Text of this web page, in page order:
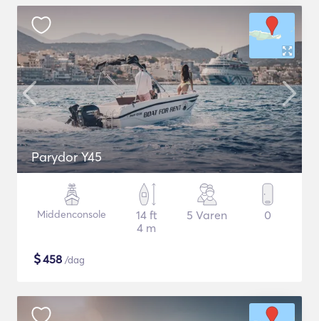
Parydor Y45
Middenconsole
14 ft
4 m
5 Varen 0
$458 /dag